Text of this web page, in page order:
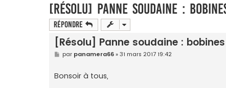
[Résolu] Panne soudaine :
Répondre
[Résolu] Panne soudaine : bobines
M
e
s
a
par panamera66»31 mars 2017 19:42
Bonsoir à tous,